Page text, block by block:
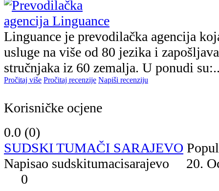
Linguance je prevodilačka agencija
usluge na više od 80 jezika i
stručnjaka iz 60 zemalja. U ponudi
Pročitaj više Pročitaj recenzije Napiši recenziju
Korisničke ocjene
0.0 (0)
SUDSKI TUMAČI SARAJEVO
Napisao sudskitumacisarajevo 20.
0